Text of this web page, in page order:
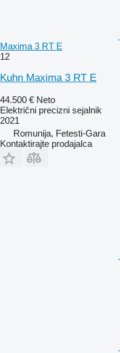
Maxima 3 RT E
12
Kuhn Maxima 3 RT E
44.500 € Neto
Električni precizni sejalnik
2021
Romunija, Fetesti-Gara
Kontaktirajte prodajalca